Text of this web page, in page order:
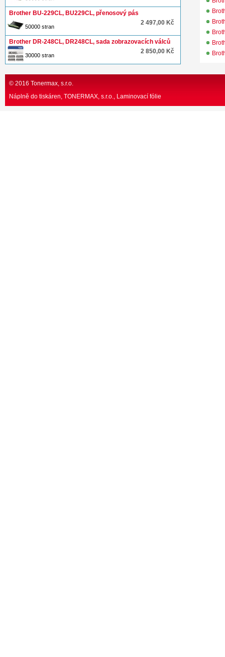
Brother BU-229CL, BU229CL, přenosový pás
2 497,00 Kč
50000 stran
Brother DR-248CL, DR248CL, sada zobrazovacích válců
2 850,00 Kč
30000 stran
© 2016 Tonermax, s.r.o.
Náplně do tiskáren, TONERMAX, s.r.o. Laminovací fólie